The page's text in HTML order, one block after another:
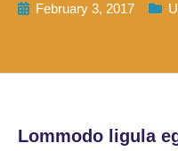
February 3, 2017
Lommodo ligula